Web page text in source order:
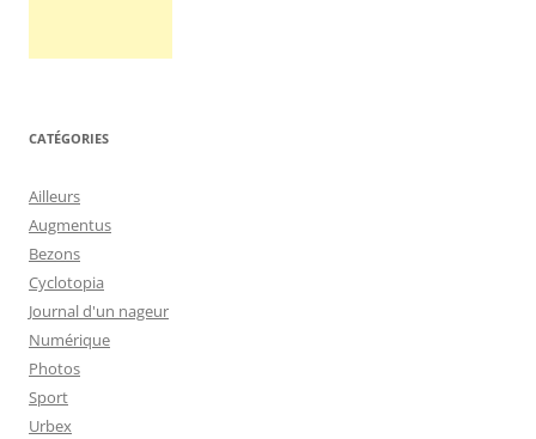
CATÉGORIES
Ailleurs
Augmentus
Bezons
Cyclotopia
Journal d'un nageur
Numérique
Photos
Sport
Urbex